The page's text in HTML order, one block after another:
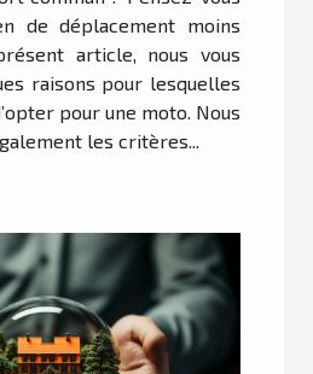
de déplacement moins
article, nous vous
raisons pour lesquelles
pour une moto. Nous
les critères...